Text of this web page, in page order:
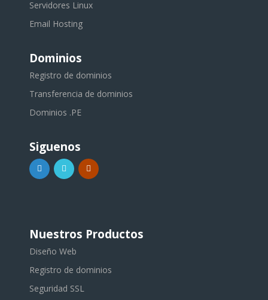
Servidores Linux
Email Hosting
Dominios
Registro de dominios
Transferencia de dominios
Dominios .PE
Siguenos
Nuestros Productos
Diseño Web
Registro de dominios
Seguridad SSL